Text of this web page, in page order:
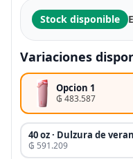
Stock disponible
Variaciones
Opcion 1
₲ 483.587
40 oz · Dulzura de
₲ 591.209